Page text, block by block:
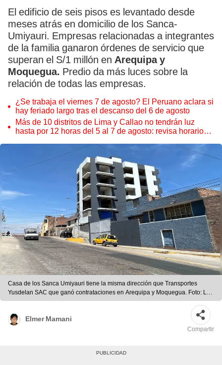
El edificio de seis pisos es levantado desde
meses atrás en domicilio de los Sanca-
Umiyauri. Empresas relacionadas a integrantes
de la familia ganaron órdenes de servicio que
superan el S/1 millón en Arequipa y
Moquegua. Predio da más luces sobre la
relación de todas las empresas.
¿Se trabaja el viernes 7 de agosto? El Peruano aclara si
hay feriado largo tras el descanso del 6 de agosto
Más de 10 distritos de Lima y Callao no tendrán luz
hasta por 12 horas del 5 al 7 de agosto: revisa horarios y
Casa de los Sanca Umiyauri tiene la misma dirección que Transportes
Yusdelan SAC que ganó contrataciones en Arequipa y Moquegua. Foto: La
República
Elmer Mamani
Compartir